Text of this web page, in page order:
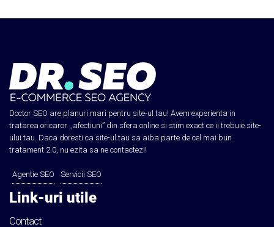
Doctor SEO are planuri mari pentru site-ul tau! Avem experienta in
tratarea oricaror ,,afectiuni” din sfera online si stim exact ce ii trebuie site-
ului tau. Daca doresti ca site-ul tau sa aiba parte de cel mai bun
tratament 2.0, nu ezita sa ne contactezi!
Agentie SEO Servicii SEO
Link-uri utile
Contact